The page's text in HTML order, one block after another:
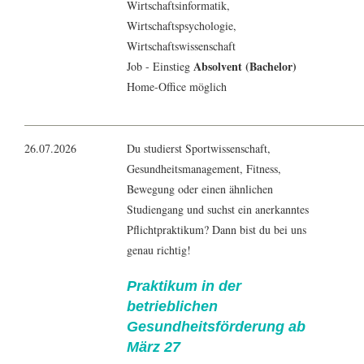
Wirtschaftsinformatik,
Wirtschaftspsychologie,
Wirtschaftswissenschaft
Job - Einstieg Absolvent (Bachelor)
Home-Office möglich
26.07.2026
Du studierst Sportwissenschaft,
Gesundheitsmanagement, Fitness,
Bewegung oder einen ähnlichen
Studiengang und suchst ein anerkanntes
Pflichtpraktikum? Dann bist du bei uns
genau richtig!
Praktikum in der
betrieblichen
Gesundheitsförderung ab
März 27